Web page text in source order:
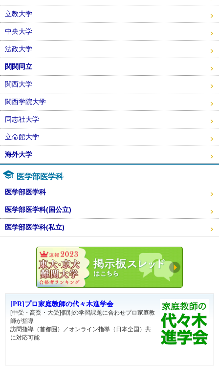
立教大学
中央大学
法政大学
関関同立
関西大学
関西学院大学
同志社大学
立命館大学
海外大学
医学部医学科
医学部医学科
医学部医学科(国公立)
医学部医学科(私立)